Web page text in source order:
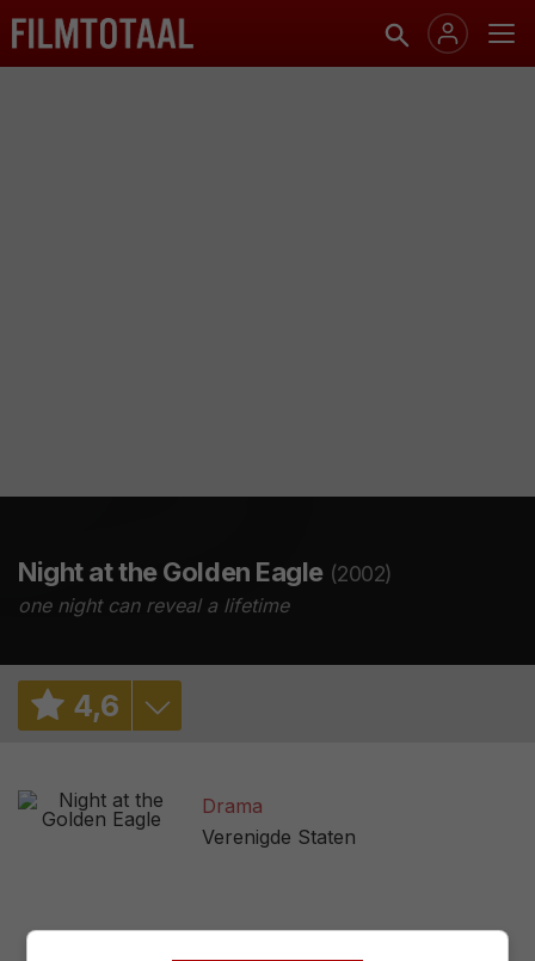
Night at the Golden Eagle (2002)
one night can reveal a lifetime
4,6
41%/ 17
32
Drama
Verenigde Staten